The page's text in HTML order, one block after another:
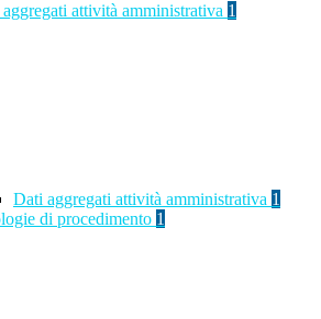
attività amministrativa 1
Dati aggregati attività amministrativa 1
di procedimento 1